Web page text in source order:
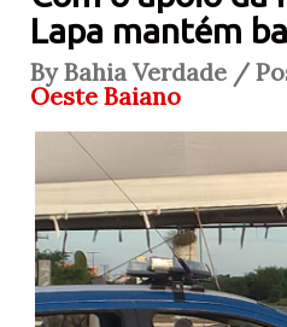
Lapa mantém
By Bahia Verdade /
Oeste Baiano